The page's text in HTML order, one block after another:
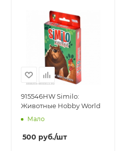
915546HW Similo:
Животные Hobby World
Мало
500 руб./шт